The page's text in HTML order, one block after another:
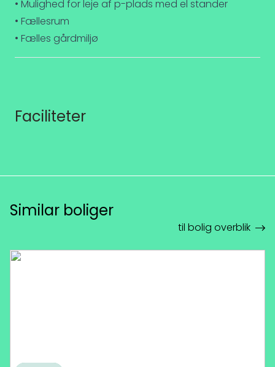
• Mulighed for leje af p-plads med el stander
• Fællesrum
• Fælles gårdmiljø
Faciliteter
Similar boliger
til bolig overblik